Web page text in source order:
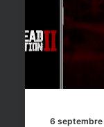
6 septembre